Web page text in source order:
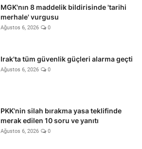
MGK'nın 8 maddelik bildirisinde 'tarihi
merhale' vurgusu
Ağustos 6, 2026 0
Irak'ta tüm güvenlik güçleri alarma geçti
Ağustos 6, 2026 0
PKK'nin silah bırakma yasa teklifinde
merak edilen 10 soru ve yanıtı
Ağustos 6, 2026 0